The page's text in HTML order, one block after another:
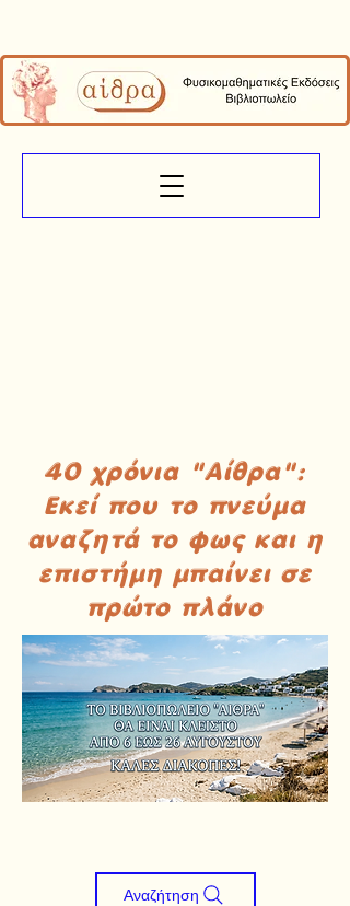
40 χρόνια "Αίθρα":
Εκεί που το πνεύμα
αναζητά το φως και η
επιστήμη μπαίνει σε
πρώτο πλάνο
Αναζήτηση